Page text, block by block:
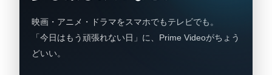
映画・アニメ・ドラマをスマホでもテレビでも。
「今日はもう頑張れない日」に、Prime Videoがちょう
どいい。